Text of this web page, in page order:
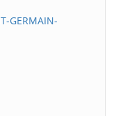
GERMAIN-